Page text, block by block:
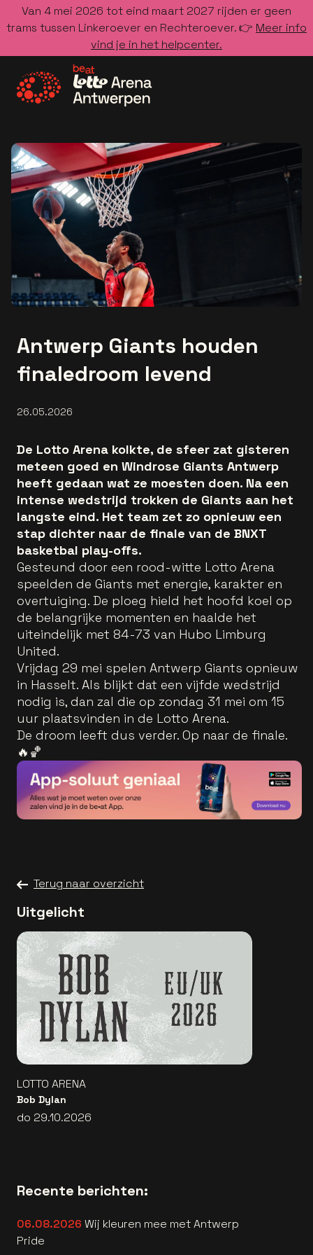
Van 4 mei 2026 tot eind maart 2027 rijden er geen
trams tussen Linkeroever en Rechteroever. 👉 Meer info
vind je in het helpcenter.
Antwerp Giants houden
finale­droom levend
26.05.2026
De Lotto Arena kolkte, de sfeer zat gisteren
meteen goed en Windrose Giants Antwerp
heeft gedaan wat ze moesten doen. Na een
intense wedstrijd trokken de Giants aan het
langste eind. Het team zet zo opnieuw een
stap dichter naar de finale van de BNXT
basketbal play-offs.
Gesteund door een rood-witte Lotto Arena
speelden de Giants met energie, karakter en
overtuiging. De ploeg hield het hoofd koel op
de belangrijke momenten en haalde het
uiteindelijk met 84-73 van Hubo Limburg
United.
Vrijdag 29 mei spelen Antwerp Giants opnieuw
in Hasselt. Als blijkt dat een vijfde wedstrijd
nodig is, dan zal die op zondag 31 mei om 15
uur plaatsvinden in de Lotto Arena.
De droom leeft dus verder. Op naar de finale.
🔥🏀
Terug naar overzicht
Uitgelicht
LOTTO ARENA
Bob Dylan
do 29.10.2026
Recente berichten:
06.08.2026 Wij kleuren mee met Antwerp
Pride